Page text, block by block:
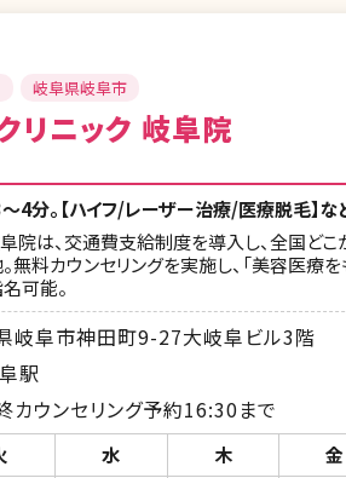
岐阜県岐阜市
リニック 岐阜院
4分。【ハイフ/レーザー治療/医療脱毛】
院は、交通費支給制度を導入し、全国ど
料カウンセリングを実施し、「美容医療
可能。
岐阜市神田町9-27大岐阜ビル3階
駅
カウンセリング予約16:30まで
水 木 金